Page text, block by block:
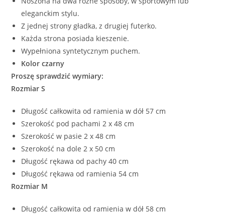
eleganckim stylu.
Z jednej strony gładka, z drugiej futerko.
Każda strona posiada kieszenie.
Wypełniona syntetycznym puchem.
Kolor czarny
Proszę sprawdzić wymiary:
Rozmiar S
Długość całkowita od ramienia w dół 57 cm
Szerokość pod pachami 2 x 48 cm
Szerokość w pasie 2 x 48 cm
Szerokość na dole 2 x 50 cm
Długość rękawa od pachy 40 cm
Długość rękawa od ramienia 54 cm
Rozmiar M
Długość całkowita od ramienia w dół 58 cm